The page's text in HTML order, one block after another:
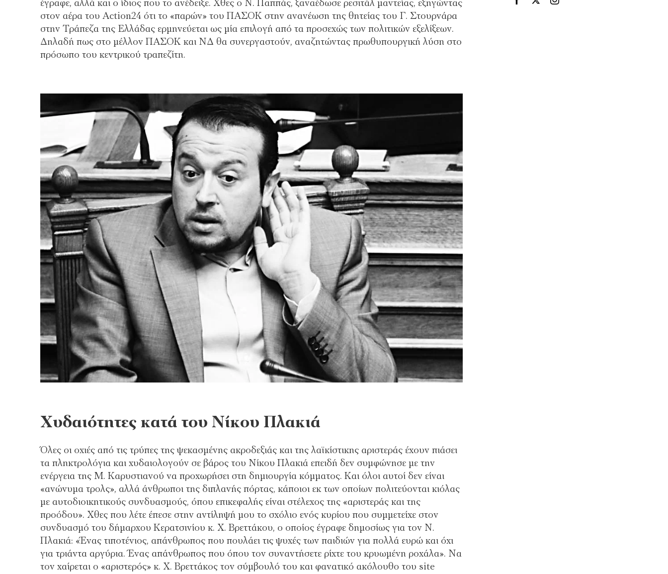
έγραφε, αλλά και ο ίδιος που το ανέδειξε. Χθες ο Ν. Παππάς, ξαναέδωσε ρεσιτάλ μαντείας, εξηγώντας
στον αέρα του Action24 ότι το «παρών» του ΠΑΣΟΚ στην ανανέωση της θητείας του Γ. Στουρνάρα
στην Τράπεζα της Ελλάδας ερμηνεύεται ως μία επιλογή από τα προσεχώς των πολιτικών εξελίξεων.
Δηλαδή πως στο μέλλον ΠΑΣΟΚ και ΝΔ θα συνεργαστούν, αναζητώντας πρωθυπουργική λύση στο
πρόσωπο του κεντρικού τραπεζίτη.
Χυδαιότητες κατά του Νίκου Πλακιά
Όλες οι οχιές από τις τρύπες της ψεκασμένης ακροδεξιάς και της λαϊκίστικης αριστεράς έχουν πιάσει
τα πληκτρολόγια και χυδαιολογούν σε βάρος του Νίκου Πλακιά επειδή δεν συμφώνησε με την
ενέργεια της Μ. Καρυστιανού να προχωρήσει στη δημιουργία κόμματος. Και όλοι αυτοί δεν είναι
«ανώνυμα τρολς», αλλά άνθρωποι της διπλανής πόρτας, κάποιοι εκ των οποίων πολιτεύονται κιόλας
με αυτοδιοικητικούς συνδυασμούς, όπου επικεφαλής είναι στέλεχος της «αριστεράς και της
προόδου». Χθες που λέτε έπεσε στην αντίληψή μου το σχόλιο ενός κυρίου που συμμετείχε στον
συνδυασμό του δήμαρχου Κερατσινίου κ. Χ. Βρεττάκου, ο οποίος έγραφε δημοσίως για τον Ν.
Πλακιά: «Ένας τιποτένιος, απάνθρωπος που πουλάει τις ψυχές των παιδιών για πολλά ευρώ και όχι
για τριάντα αργύρια. Ένας απάνθρωπος που όπου τον συναντήσετε ρίχτε του κρυωμένη ροχάλα». Να
τον χαίρεται ο «αριστερός» κ. Χ. Βρεττάκος τον σύμβουλό του και φανατικό ακόλουθο του site